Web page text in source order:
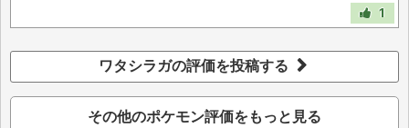
1
ワタシラガの評価を投稿する
その他のポケモン評価をもっと見る